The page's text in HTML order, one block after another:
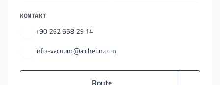
KONTAKT
+90 262 658 29 14
info-vacuum@aichelin.com
Route